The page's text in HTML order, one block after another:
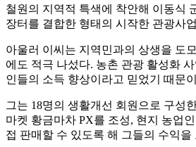
철원의 지역적 특색에 착안해 이동식
장터를 결합한 형태의 시작한 관광사
아울러 이씨는 지역민과의 상생을 도
에도 적극 나섰다. 농촌 관광 활성화
인들의 소득 향상이라고 믿었기 때문
그는 18명의 생활개선 회원으로 구성
마켓 황금마차 PX를 조성, 현지 농업
접 판매할 수 있도록 해 그들의 수익을